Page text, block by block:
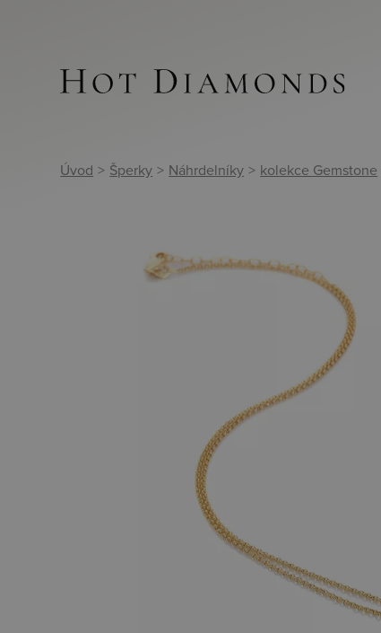
Úvod > Šperky > Náhrdelníky > kolekce Gemstone